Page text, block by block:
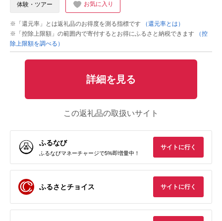
体験・ツアー お気に入り
※「還元率」とは返礼品のお得度を測る指標です
（還元率とは）
※「控除上限額」の範囲内で寄付するとお得にふるさと納税できます
（控
除上限額を調べる）
詳細を見る
この返礼品の取扱いサイト
ふるなび
ふるなびマネーチャージで5%即増量中！
サイトに行く
ふるさとチョイス サイトに行く